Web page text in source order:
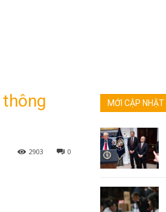
0
2903
MỚI CẬP NHẬT